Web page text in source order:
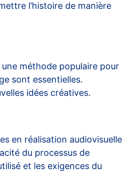
l’histoire de manière
méthode populaire pour
sont essentielles.
idées créatives.
en réalisation audiovisuelle
du processus de
et les exigences du